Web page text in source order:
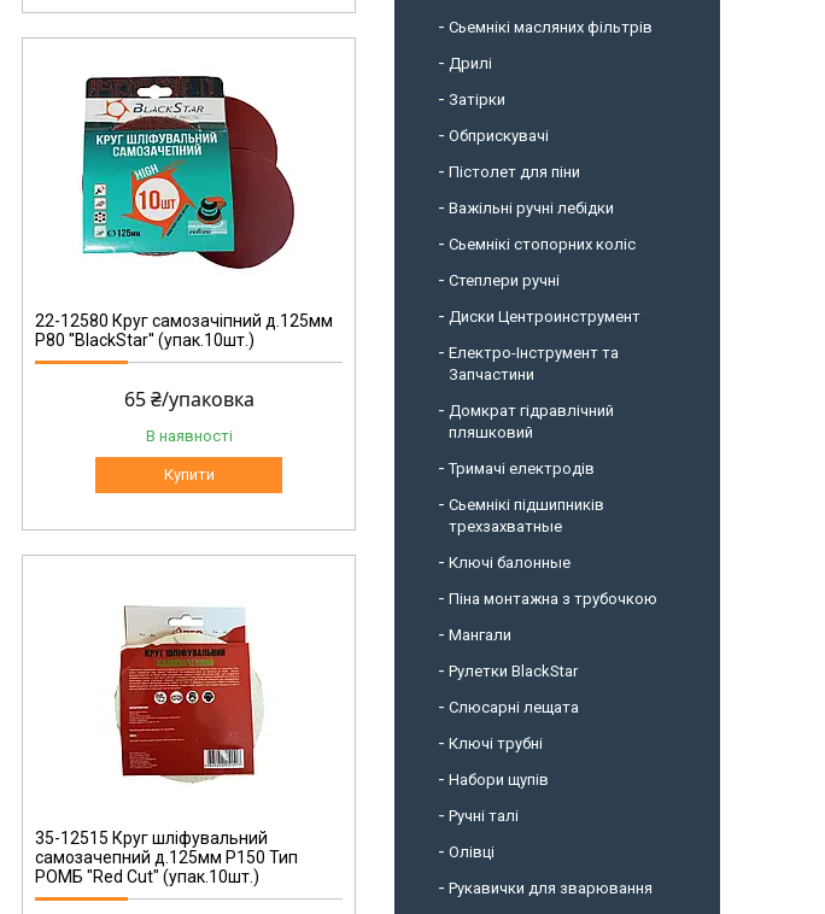
22-12580 Круг самозачіпний д.125мм
Р80 ''BlackStar'' (упак.10шт.)
65 ₴/упаковка
В наявності
Купити
35-12515 Круг шліфувальний
самозачепний д.125мм Р150 Тип
РОМБ "Red Cut" (упак.10шт.)
Сьемнікі масляних фільтрів
Дрилі
Затірки
Обприскувачі
Пістолет для піни
Важільні ручні лебідки
Сьемнікі стопорних коліс
Степлери ручні
Диски Центроинструмент
Електро-Інструмент та
Запчастини
Домкрат гідравлічний
пляшковий
Тримачі електродів
Сьемнікі підшипників
трехзахватные
Ключі балонные
Піна монтажна з трубочкою
Мангали
Рулетки BlackStar
Слюсарні лещата
Ключі трубні
Набори щупів
Ручні талі
Олівці
Рукавички для зварювання